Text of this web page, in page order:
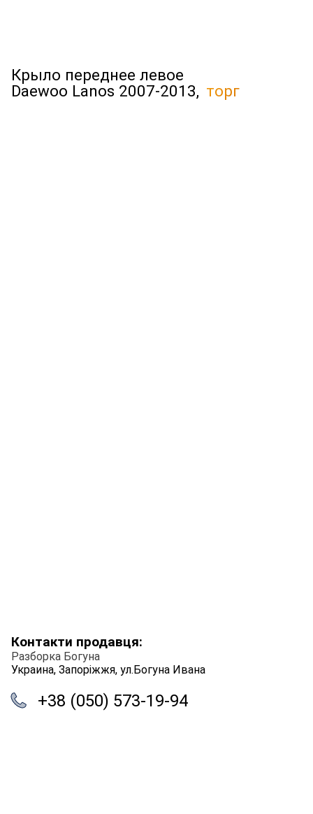
Крыло переднее левое
Daewoo Lanos 2007-2013, торг
Контакти продавця:
Разборка Богуна
Украина, Запоріжжя, ул.Богуна Ивана
+38 (050) 573-19-94